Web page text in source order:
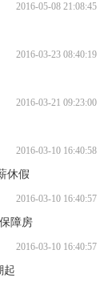
2016-05-08 21:08:45
2016-03-23 08:40:19
2016-03-21 09:23:00
2016-03-10 16:40:58
休假
2016-03-10 16:40:57
障房
2016-03-10 16:40:57
起